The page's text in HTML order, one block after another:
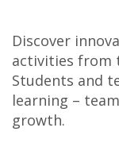
Discover
activities from
Students and
learning –
growth.